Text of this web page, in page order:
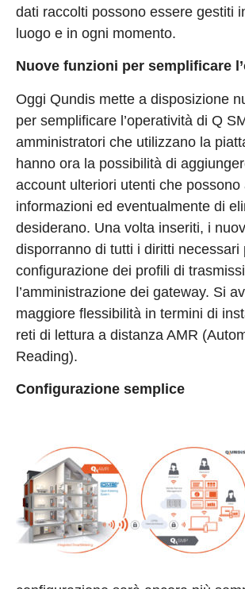
dati raccolti possono essere gestiti
luogo e in ogni momento.
Nuove funzioni per semplificare
Oggi Qundis mette a disposizione
per semplificare l’operatività di Q
amministratori che utilizzano la
hanno ora la possibilità di
account ulteriori utenti che possono
informazioni ed eventualmente di
desiderano. Una volta inseriti, i
disporranno di tutti i diritti necessari
configurazione dei profili di
l’amministrazione dei gateway. Si
maggiore flessibilità in termini di
reti di lettura a distanza AMR
Reading).
Configurazione semplice